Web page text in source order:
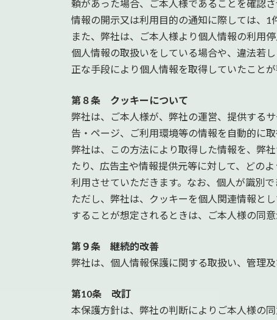
頼があった場合、ご本人様であることを確認
情報の開示又は利用目的の通知に際しては、1
また、弊社は、ご本人様より個人情報の利用
個人情報の取扱いをしている場合や、違法若
正な手段により個人情報を取得していたこと
第８条 クッキーについて
弊社は、ご本人様が、弊社の運営、提供する
告・ページ、ご利用環境等の情報を自動的に
弊社は、この方法により取得した情報を、弊
たり、広告主や情報提供元等に対して、どの
利用させていただきます。なお、個人が識別
ただし、弊社は、クッキーを個人関連情報と
することが想定されるときは、ご本人様の同
第９条 継続的改善
弊社は、個人情報保護に関する取扱い、管理
第10条 改訂
本保護方針は、弊社の判断によりご本人様の